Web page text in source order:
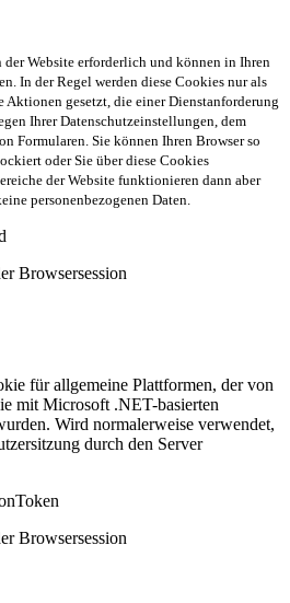
Website erforderlich und können in Ihren
In der Regel werden diese Cookies nur als
gesetzt, die einer Dienstanforderung
Ihrer Datenschutzeinstellungen, dem
Formularen. Sie können Ihren Browser so
oder Sie über diese Cookies
der Website funktionieren dann aber
personenbezogenen Daten.
Browsersession
für allgemeine Plattformen, der von
mit Microsoft .NET-basierten
Wird normalerweise verwendet,
durch den Server
Browsersession